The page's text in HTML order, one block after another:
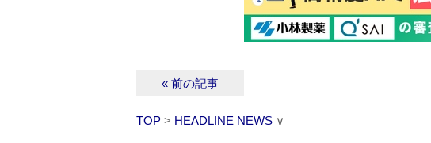
« 前の記事
TOP > HEADLINE NEWS ∨